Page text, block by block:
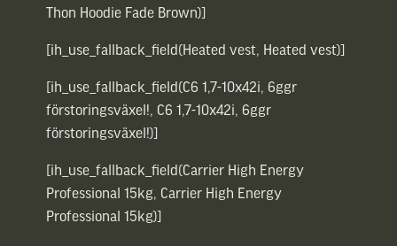
Thon Hoodie Fade Brown)]
[ih_use_fallback_field(Heated vest, Heated vest)]
[ih_use_fallback_field(C6 1,7-10x42i, 6ggr
förstoringsväxel!, C6 1,7-10x42i, 6ggr
förstoringsväxel!)]
[ih_use_fallback_field(Carrier High Energy
Professional 15kg, Carrier High Energy
Professional 15kg)]